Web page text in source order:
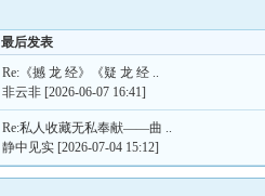
最后发表
Re:《撼 龙 经》《疑 龙 经 ..
非云非 [2026-06-07 16:41]
Re:私人收藏无私奉献——曲 ..
静中见实 [2026-07-04 15:12]